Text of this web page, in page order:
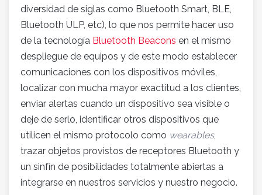
diversidad de siglas como Bluetooth Smart, BLE,
Bluetooth ULP, etc), lo que nos permite hacer uso
de la tecnología Bluetooth Beacons en el mismo
despliegue de equipos y de este modo establecer
comunicaciones con los dispositivos móviles,
localizar con mucha mayor exactitud a los clientes,
enviar alertas cuando un dispositivo sea visible o
deje de serlo, identificar otros dispositivos que
utilicen el mismo protocolo como wearables,
trazar objetos provistos de receptores Bluetooth y
un sinfín de posibilidades totalmente abiertas a
integrarse en nuestros servicios y nuestro negocio.